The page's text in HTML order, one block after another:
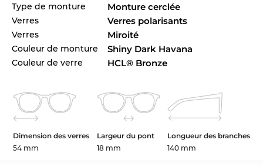
collection pour 2024. Vous préférez une autre
couleur pour votre tenue Venez-voir les autres
styles de Honi dans l’assortiment de la marque
Maui Jim de 2023 et 2024.
monde. Mr. Right ou pas - ici le bon look pour 2024
est le plus important. Bien sûr, ces lunettes de
marques offrent une protection
UV400
optimale
pour vos yeux. La polarisation ou des lunettes «
polarisés
», sont supérieurs aux verres normaux.
Type de monture Monture cerclée
Verres Verres polarisants
Verres Miroité
Couleur de monture Shiny Dark Havana
Couleur de verre HCL® Bronze
Dimension des verres
54 mm
Largeur du pont
18 mm
Longueur des branches
140 mm